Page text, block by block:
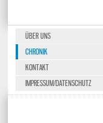
ÜBER UNS
CHRONIK
KONTAKT
IMPRESSUM/DATENSCHUTZ